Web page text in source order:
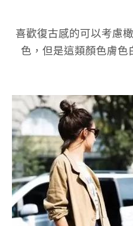
喜歡復古感的可以考慮
色，但是這類顏色膚色